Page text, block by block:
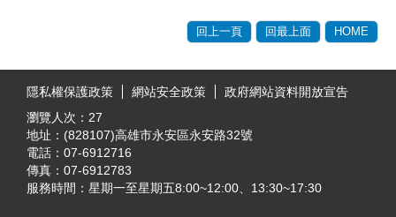
回上一頁 回最上面 HOME
隱私權保護政策
網站安全政策
政府網站資料開放宣告
瀏覽人次： 27
地址：(828107)高雄市永安區永安路32號
電話：07-6912716
傳真：07-6912783
服務時間：星期一至星期五8:00~12:00、13:30~17:30